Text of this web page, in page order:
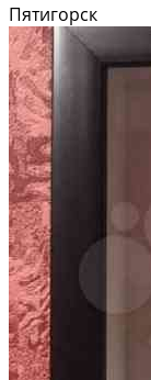
Пятигорск